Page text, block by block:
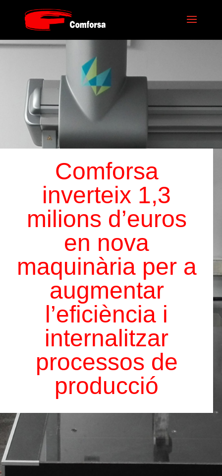
Comforsa
inverteix 1,3
milions d’euros
en nova
maquinària per a
augmentar
l’eficiència i
internalitzar
processos de
producció